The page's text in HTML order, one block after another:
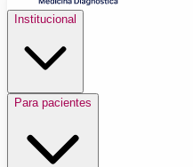
Institucional
Para pacientes